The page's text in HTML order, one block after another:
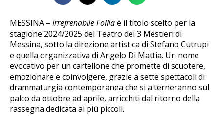
MESSINA – Irrefrenabile Folliaè il titolo scelto per la
stagione 2024/2025 del Teatro dei 3 Mestieri di
Messina, sotto la direzione artistica di Stefano Cutrupi
e quella organizzativa di Angelo Di Mattia. Un nome
evocativo per un cartellone che promette di scuotere,
emozionare e coinvolgere, grazie a sette spettacoli di
drammaturgia contemporanea che si alterneranno sul
palco da ottobre ad aprile, arricchiti dal ritorno della
rassegna dedicata ai più piccoli.